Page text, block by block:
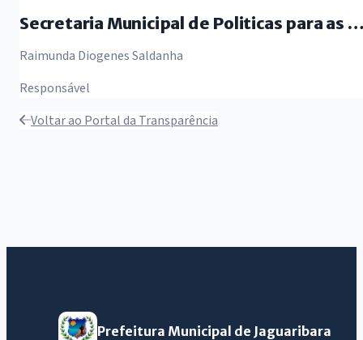
Secretaria Municipal de Politicas para as Mulheres
Raimunda Diogenes Saldanha
Responsável
Voltar ao Portal da Transparência
Prefeitura Municipal de Jaguaribara